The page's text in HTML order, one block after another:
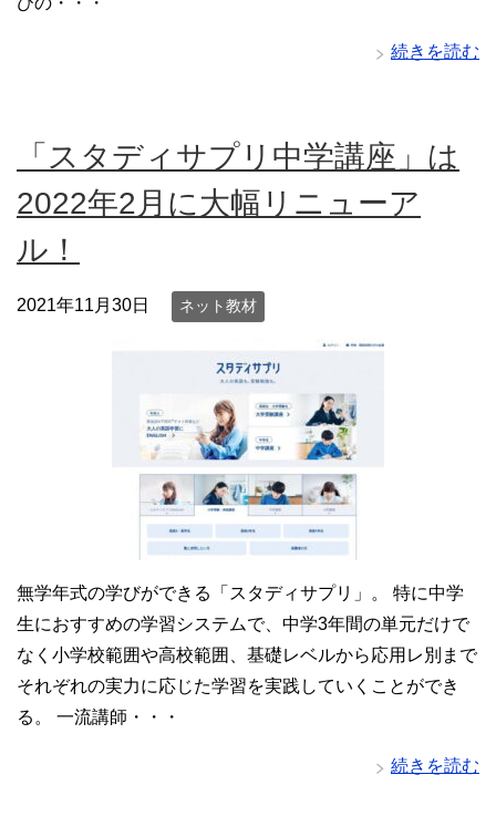
続きを読む
「スタディサプリ中学講座」は
2022年2月に大幅リニューア
ル！
2021年11月30日 ネット教材
無学年式の学びができる「スタディサプリ」。 特に中学
生におすすめの学習システムで、中学3年間の単元だけで
なく小学校範囲や高校範囲、基礎レベルから応用レ別まで
それぞれの実力に応じた学習を実践していくことができ
る。 一流講師・・・
続きを読む